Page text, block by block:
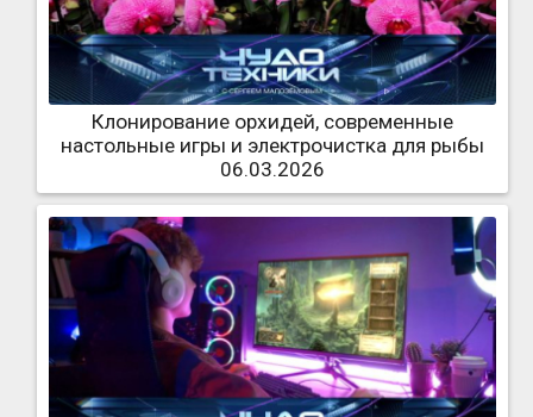
Клонирование орхидей, современные
настольные игры и электрочистка для рыбы
06.03.2026